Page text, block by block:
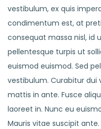
vestibulum, ex quis
condimentum est, at
consequat massa nisl, id
pellentesque turpis ut
euismod euismod. Sed
vestibulum. Curabitur
mattis in ante. Fusce
laoreet in. Nunc eu
Mauris vitae suscipit